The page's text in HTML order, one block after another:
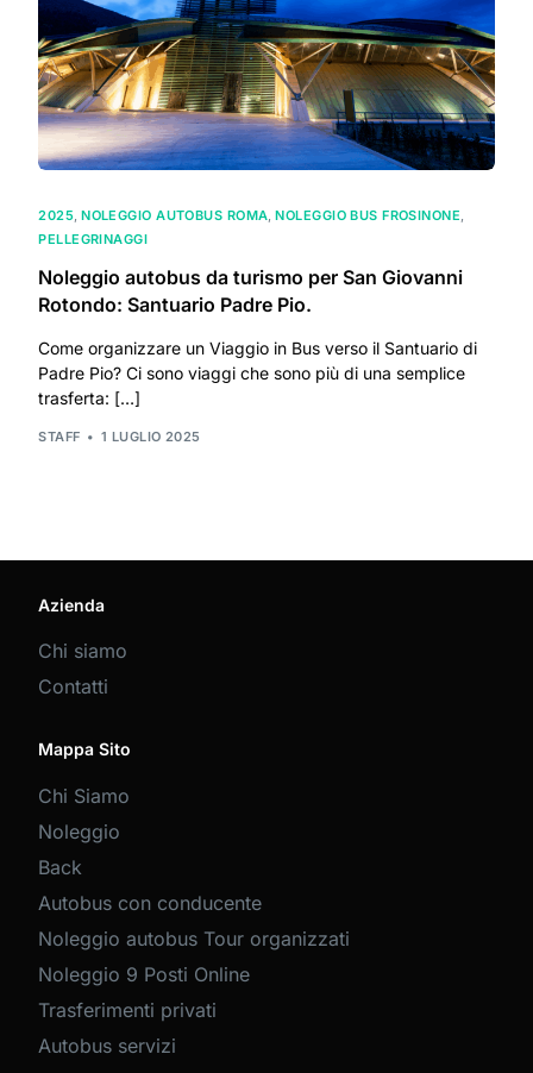
2025,NOLEGGIO AUTOBUS ROMA,NOLEGGIO BUS FROSINONE,
PELLEGRINAGGI
Noleggio autobus da turismo per San Giovanni
Rotondo: Santuario Padre Pio.
Come organizzare un Viaggio in Bus verso il Santuario di
Padre Pio? Ci sono viaggi che sono più di una semplice
trasferta: […]
STAFF 1 LUGLIO 2025
Azienda
Chi siamo
Contatti
Mappa Sito
Chi Siamo
Noleggio
Back
Autobus con conducente
Noleggio autobus Tour organizzati
Noleggio 9 Posti Online
Trasferimenti privati
Autobus servizi